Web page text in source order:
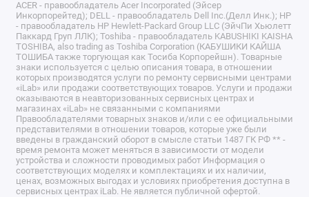
ACER - правообладатель Acer Incorporated (Эйсер
Инкорпорейтед); DELL - правообладатель Dell Inc.(Делл Инк.); HP
- правообладатель HP Hewlett-Packard Group LLC (ЭйчПи Хьюлетт
Паккард Груп ЛЛК); Toshiba - правообладатель KABUSHIKI KAISHA
TOSHIBA, also trading as Toshiba Corporation (КАБУШИКИ КАЙША
ТОШИБА также торгующая как Тосиба Корпорейшн). Товарные
знаки используется с целью описания товара, в отношении
которых производятся услуги по ремонту сервисными центрами
«iLab» или продажи соответствующих товаров. Услуги и продажи
оказываются в неавторизованных сервисных центрах и
магазинах «iLab» не связанными с компаниями
Правообладателями товарных знаков и/или с ее официальными
представителями в отношении товаров, которые уже были
введены в гражданский оборот в смысле статьи 1487 ГК РФ ** -
время ремонта может меняться в зависимости от модели
устройства и сложности проводимых работ Информация о
соответствующих моделях и комплектациях и их наличии,
ценах, возможных выгодах и условиях приобретения доступна в
сервисных центрах iLab. Не является публичной офертой.